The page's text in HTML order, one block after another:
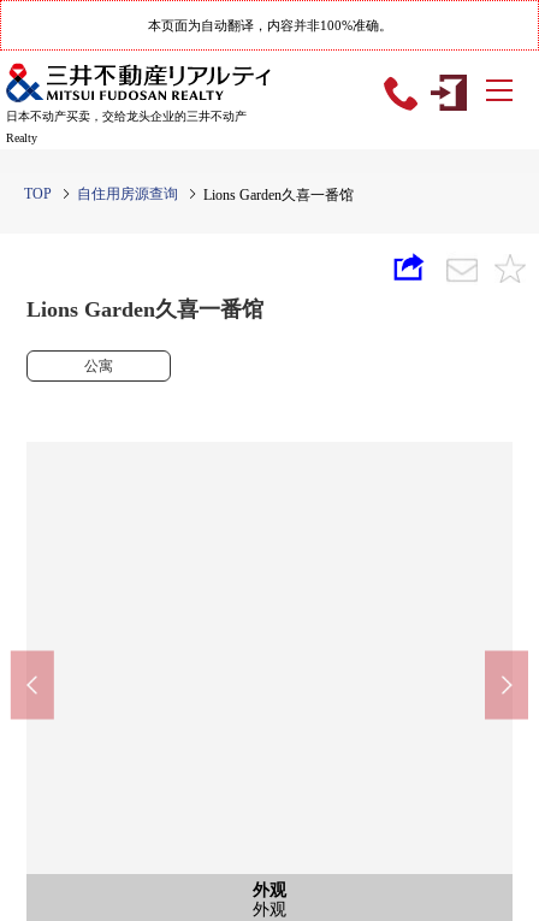
本页面为自动翻译，内容并非100%准确。
日本不动产买卖，交给龙头企业的三井不动产
Realty
TOP 自住用房源查询 Lions Garden久喜一番馆
Lions Garden久喜一番馆
公寓
外观
外观
客厅
客厅
阳台
阳台
日式房间
客厅
西式房间
客厅
公共汽车
公共汽车
洗脸
洗脸
其他当地
停车场
其他当地
客厅
客厅
伊藤洋华堂久喜商店(约1150m)
步行15分钟。
全家便利店久喜野久喜商店(约720m)
步行9分钟。
久喜本町邮局(约1370m)
步行18分钟。
久喜市立太田小学(约1460m)
步行19分钟。
久喜市立太东中学(约2860m)
步行36分钟。